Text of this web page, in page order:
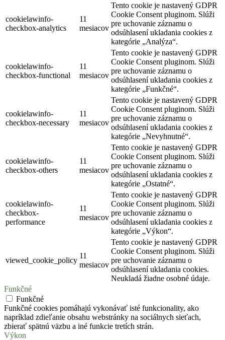
cookielawinfo-
checkbox-analytics
11
mesiacov
Tento cookie je nastavený GDPR
Cookie Consent pluginom. Slúži
pre uchovanie záznamu o
odsúhlasení ukladania cookies z
kategórie „Analýza“.
cookielawinfo-
checkbox-functional
11
mesiacov
Tento cookie je nastavený GDPR
Cookie Consent pluginom. Slúži
pre uchovanie záznamu o
odsúhlasení ukladania cookies z
kategórie „Funkčné“.
cookielawinfo-
checkbox-necessary
11
mesiacov
Tento cookie je nastavený GDPR
Cookie Consent pluginom. Slúži
pre uchovanie záznamu o
odsúhlasení ukladania cookies z
kategórie „Nevyhnutné“.
cookielawinfo-
checkbox-others
11
mesiacov
Tento cookie je nastavený GDPR
Cookie Consent pluginom. Slúži
pre uchovanie záznamu o
odsúhlasení ukladania cookies z
kategórie „Ostatné“.
cookielawinfo-
checkbox-
performance
11
mesiacov
Tento cookie je nastavený GDPR
Cookie Consent pluginom. Slúži
pre uchovanie záznamu o
odsúhlasení ukladania cookies z
kategórie „Výkon“.
viewed_cookie_policy
11
mesiacov
Tento cookie je nastavený GDPR
Cookie Consent pluginom. Slúži
pre uchovanie záznamu o
odsúhlasení ukladania cookies.
Neukladá žiadne osobné údaje.
Funkčné
Funkčné
Funkčné cookies pomáhajú vykonávať isté funkcionality, ako
napríklad zdieľanie obsahu webstránky na sociálnych sieťach,
zbierať spätnú väzbu a iné funkcie tretích strán.
Výkon